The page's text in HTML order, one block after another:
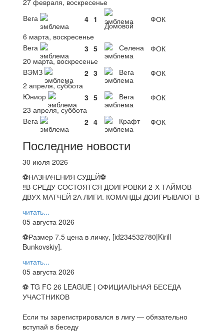
Вега
4 1
Домовой
ФОК
6 марта, воскресенье
Вега
3 5 Селена
ФОК
20 марта, воскресенье
ВЭМЗ
2 3 Вега
ФОК
2 апреля, суббота
Юниор
3 5 Вега
ФОК
23 апреля, суббота
Вега
2 4 Крафт ФОК
Последние новости
30 июля 2026
⚽НАЗНАЧЕНИЯ СУДЕЙ⚽
‼В СРЕДУ СОСТОЯТСЯ ДОИГРОВКИ 2-Х ТАЙМОВ
ДВУХ МАТЧЕЙ 2А ЛИГИ. КОМАНДЫ ДОИГРЫВАЮТ В
читать...
05 августа 2026
⚽️Размер 7.5 цена в личку, [id234532780|Kirill
Bunkovskiy].
читать...
05 августа 2026
⚽ TG FC 26 LEAGUE | ОФИЦИАЛЬНАЯ БЕСЕДА
УЧАСТНИКОВ
Если ты зарегистрировался в лигу — обязательно
вступай в беседу